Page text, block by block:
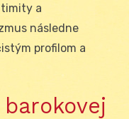
a
následne
profilom a